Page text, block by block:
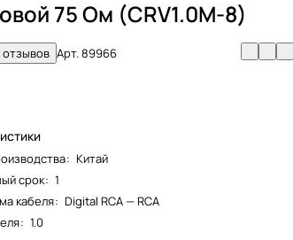
75 Ом (CRV1.0M-8)
отзывов Арт.89966
: Китай
срок: 1
кабеля: Digital RCA — RCA
: 1.0